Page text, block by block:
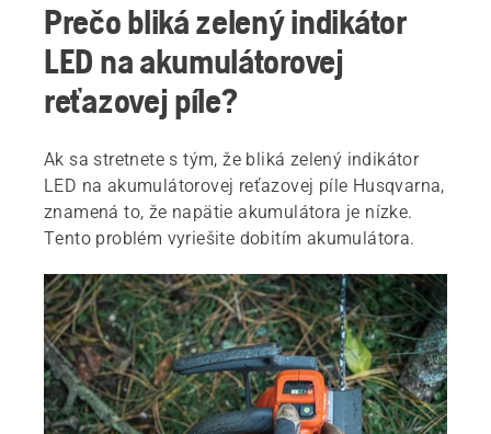
Prečo bliká zelený indikátor
LED na akumulátorovej
reťazovej píle?
Ak sa stretnete s tým, že bliká zelený indikátor
LED na akumulátorovej reťazovej píle Husqvarna,
znamená to, že napätie akumulátora je nízke.
Tento problém vyriešite dobitím akumulátora.